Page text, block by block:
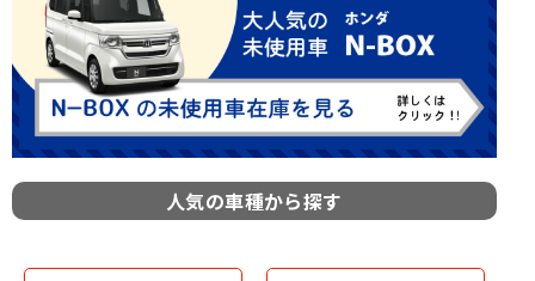
人気の車種から探す